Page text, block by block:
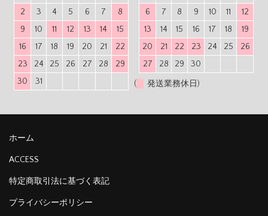
2
3 4 5 6 7
8
9
10 11 12 13 14
15
16
17 18 19 20 21
22
23
24 25 26 27 28
29
30
31
6
7 8 9 10 11
12
13
14 15 16 17 18
19
20
21 22 23 24 25
26
27
28 29 30
( 発送業務休日)
ホーム
ACCESS
特定商取引法に基づく表記
プライバシーポリシー